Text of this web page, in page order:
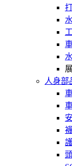
人身部